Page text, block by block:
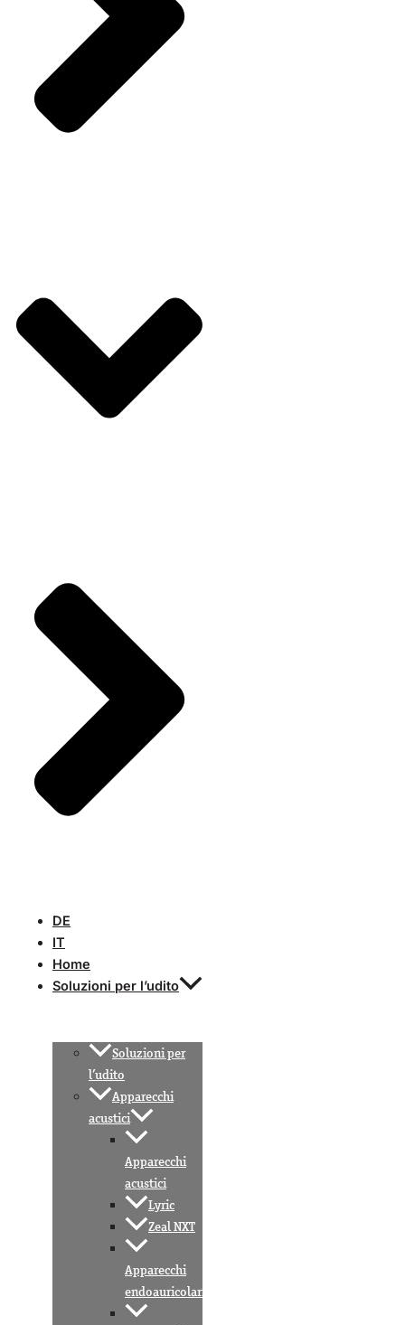
DE
IT
Home
Soluzioni per l’udito
Soluzioni per
l’udito
Apparecchi
acustici
Apparecchi
acustici
Lyric
Zeal NXT
Apparecchi
endoauricolari